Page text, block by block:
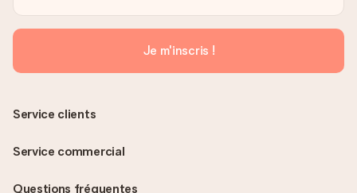
Je m'inscris !
Questions fréquentes
Service clients
Service commercial